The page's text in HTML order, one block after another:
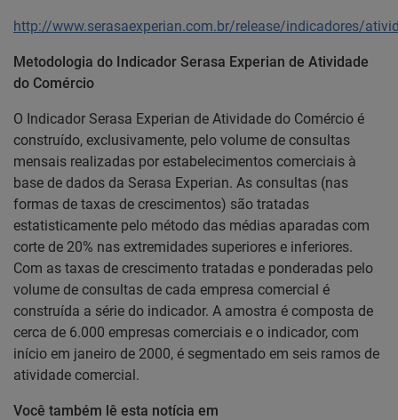
http://www.serasaexperian.com.br/release/indicadores/
Metodologia do Indicador Serasa Experian de Atividade
do Comércio
O Indicador Serasa Experian de Atividade do Comércio é
construído, exclusivamente, pelo volume de consultas
mensais realizadas por estabelecimentos comerciais à
base de dados da Serasa Experian. As consultas (nas
formas de taxas de crescimentos) são tratadas
estatisticamente pelo método das médias aparadas com
corte de 20% nas extremidades superiores e inferiores.
Com as taxas de crescimento tratadas e ponderadas pelo
volume de consultas de cada empresa comercial é
construída a série do indicador. A amostra é composta de
cerca de 6.000 empresas comerciais e o indicador, com
início em janeiro de 2000, é segmentado em seis ramos de
atividade comercial.
Você também lê esta notícia em